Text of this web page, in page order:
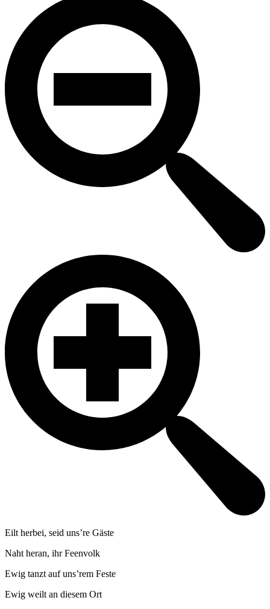
Eilt herbei, seid uns’re Gäste
Naht heran, ihr Feenvolk
Ewig tanzt auf uns’rem Feste
Ewig weilt an diesem Ort